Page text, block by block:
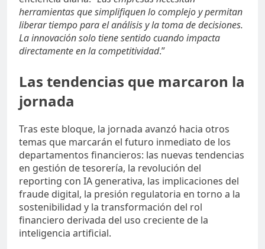
herramientas que simplifiquen lo complejo y permitan
liberar tiempo para el análisis y la toma de decisiones.
La innovación solo tiene sentido cuando impacta
directamente en la competitividad.”
Las tendencias que marcaron la
jornada
Tras este bloque, la jornada avanzó hacia otros
temas que marcarán el futuro inmediato de los
departamentos financieros: las nuevas tendencias
en gestión de tesorería, la revolución del
reporting con IA generativa, las implicaciones del
fraude digital, la presión regulatoria en torno a la
sostenibilidad y la transformación del rol
financiero derivada del uso creciente de la
inteligencia artificial.